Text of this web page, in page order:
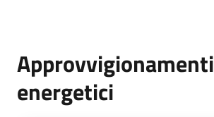
Seguici
su
Approvvigionamenti
energetici